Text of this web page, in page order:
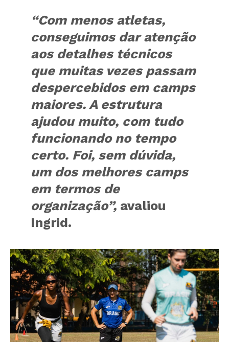
“Com menos atletas,
conseguimos dar atenção
aos detalhes técnicos
que muitas vezes passam
despercebidos em camps
maiores. A estrutura
ajudou muito, com tudo
funcionando no tempo
certo. Foi, sem dúvida,
um dos melhores camps
em termos de
organização”, avaliou
Ingrid.